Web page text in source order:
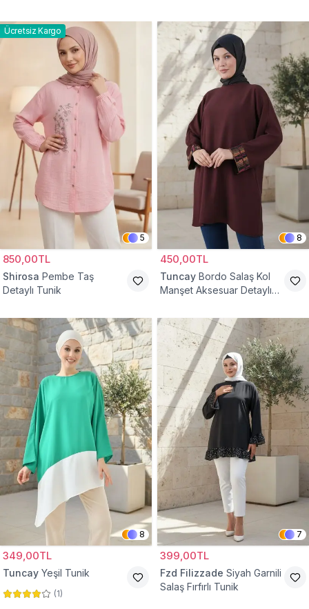
Ücretsiz Kargo
5
850,00TL
Shirosa Pembe Taş
Detaylı Tunik
8
450,00TL
Tuncay Bordo Salaş Kol
Manşet Aksesuar Detaylı
8
349,00TL
Tuncay Yeşil Tunik
(1)
7
399,00TL
Fzd Filizzade Siyah Garnili
Salaş Fırfırlı Tunik